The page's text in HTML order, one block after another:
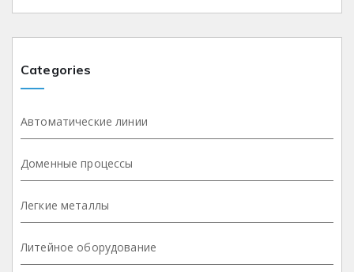
Categories
Автоматические линии
Доменные процессы
Легкие металлы
Литейное оборудование